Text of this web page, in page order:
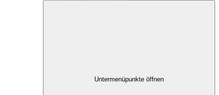
Untermenüpunkte öffnen